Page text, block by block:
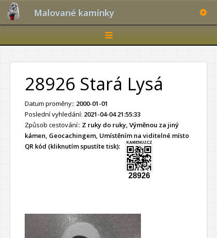
Malované kamínky
Toggle
navigation
28926 Stará Lysá
Datum proměny:: 2000-01-01
Poslední vyhledání: 2021-04-04 21:55:33
Způsob cestování:: Z ruky do ruky, Výměnou za jiný
kámen, Geocachingem, Umístěním na viditelné místo
QR kód (kliknutím spustíte tisk):
KAMENUJ.CZ
28926